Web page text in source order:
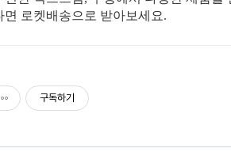
면 로켓배송으로 받아보세요.
구독하기